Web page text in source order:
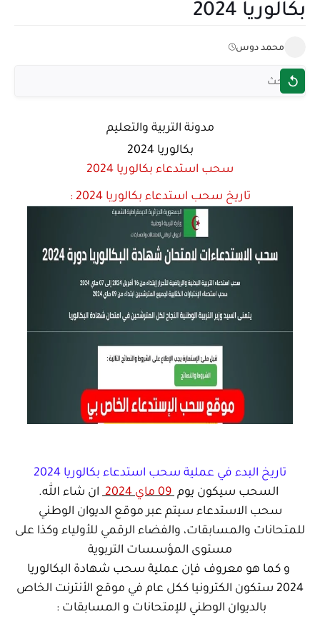
بكالوريا 2024
محمد دوس
مدونة التربية والتعليم
بكالوريا 2024
سحب استدعاء بكالوريا 2024
تاريخ سحب استدعاء بكالوريا 2024 :
تاريخ البدء في عملية سحب استدعاء بكالوريا 2024
السحب سيكون يوم
ان شاء الله.
سحب الاستدعاء سيتم عبر موقع الديوان الوطني
للمتحانات والمسابقات، والفضاء الرقمي للأولياء وكذا على
مستوى المؤسسات التربوية
و كما هو معروف فإن عملية سحب شهادة البكالوريا
2024 ستكون الكترونيا ككل عام في موقع الأنترنت الخاص
بالديوان الوطني للإمتحانات و المسابقات :